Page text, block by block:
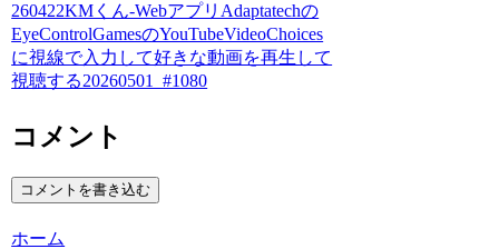
260422KMくん-WebアプリAdaptatechの
EyeControlGamesのYouTubeVideoChoices
に視線で入力して好きな動画を再生して
視聴する20260501_#1080
コメント
コメントを書き込む
ホーム